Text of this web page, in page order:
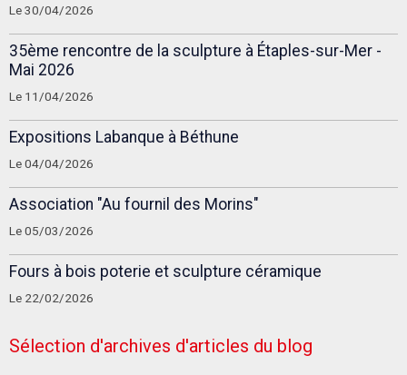
Le 30/04/2026
35ème rencontre de la sculpture à Étaples-sur-Mer -
Mai 2026
Le 11/04/2026
Expositions Labanque à Béthune
Le 04/04/2026
Association "Au fournil des Morins"
Le 05/03/2026
Fours à bois poterie et sculpture céramique
Le 22/02/2026
Sélection d'archives d'articles du blog